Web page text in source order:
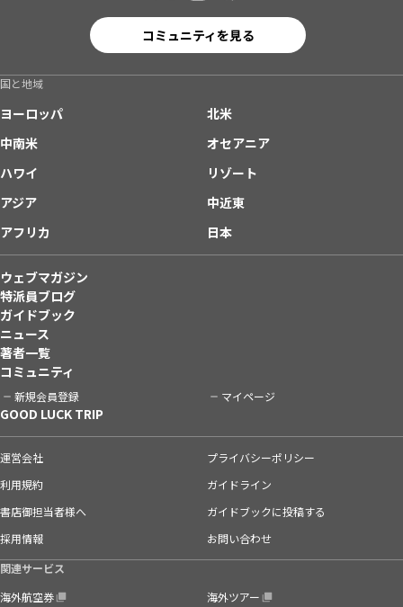
コミュニティを見る
国と地域
ヨーロッパ
北米
中南米
オセアニア
ハワイ
リゾート
アジア
中近東
アフリカ
日本
ウェブマガジン
特派員ブログ
ガイドブック
ニュース
著者一覧
コミュニティ
新規会員登録 マイページ
GOOD LUCK TRIP
運営会社
プライバシーポリシー
利用規約
ガイドライン
書店御担当者様へ
ガイドブックに投稿する
採用情報
お問い合わせ
関連サービス
海外航空券
海外ツアー